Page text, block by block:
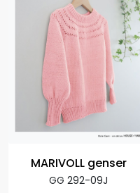
MARIVOLL genser
GG 292-09J